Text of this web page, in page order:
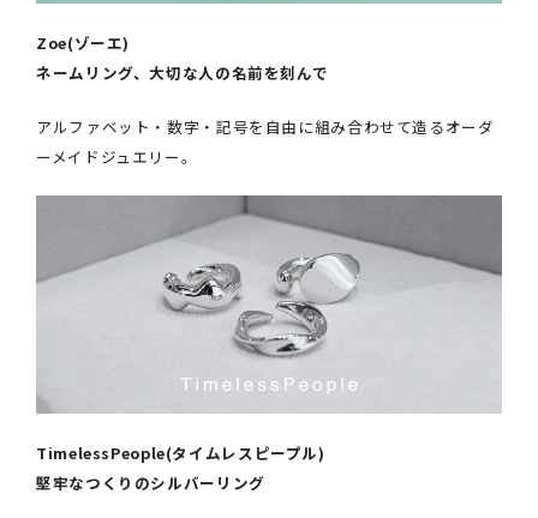
Zoe(ゾーエ)
ネームリング、大切な人の名前を刻んで
アルファベット・数字・記号を自由に組み合わせて造るオーダ
ーメイドジュエリー。
TimelessPeople(タイムレスピープル)
堅牢なつくりのシルバーリング